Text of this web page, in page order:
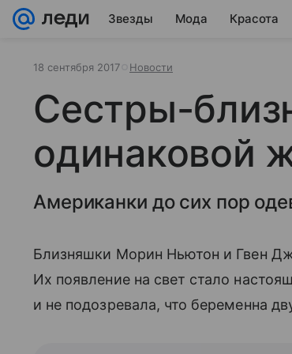
Звезды Мода Красота
18 сентября 2017 Новости
Сестры-
одинаковой
Американки до сих пор
Близняшки Морин Ньютон и Гвен
Их появление на свет стало
и не подозревала, что беременна